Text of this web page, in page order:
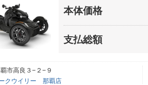
本体価格
支払総額
市高良３−２−９
クウイリー 那覇店